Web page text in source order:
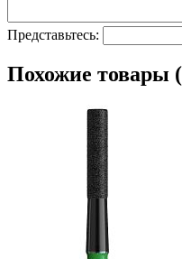
Представьтесь:
Похожие товары